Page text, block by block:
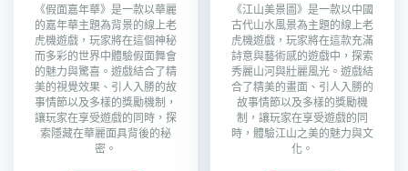
《假面嘉年華》是一款以華麗
的嘉年華主題為背景的線上老
虎機遊戲，玩家將在這個神秘
而多彩的世界中體驗假面舞會
的魅力與驚喜。遊戲結合了精
美的視覺效果、引人入勝的故
事情節以及多樣的獎勵機制，
讓玩家在享受遊戲的同時，探
索隱藏在華麗面具背後的秘
密。
《江山美景圖》是一款以中國
古代山水風景為主題的線上老
虎機遊戲，玩家將在這款充滿
詩意與藝術感的遊戲中，探索
秀麗山河與壯麗風光。遊戲結
合了精美的畫面、引人入勝的
故事情節以及多樣的獎勵機
制，讓玩家在享受遊戲的同
時，體驗江山之美的魅力與文
化。